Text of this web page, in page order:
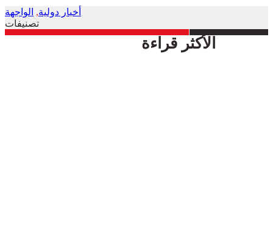
الأكثر قراءة
أخبار دولية, الواجهة
تصنيفات